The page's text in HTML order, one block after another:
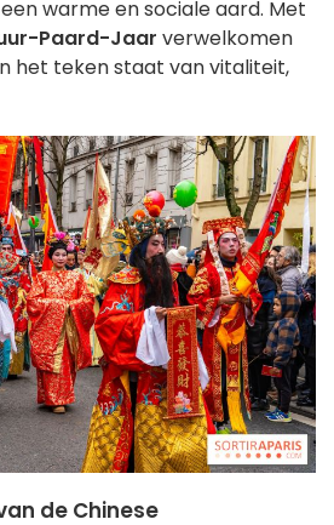
warme en sociale aard. Met
Paard-Jaar verwelkomen
het teken staat van vitaliteit,
de Chinese